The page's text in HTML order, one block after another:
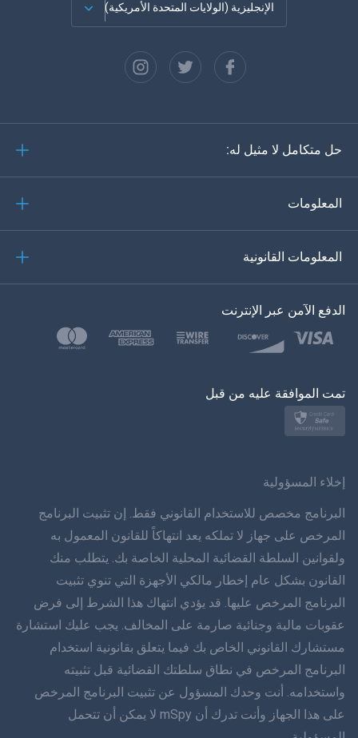
الإنجليزية (الولايات المتحدة الأمريكية)
الاسبانية
البرتغالية
한?의의
بولسكي
简体 体 中文
हिंददी
اللغة الهولندية
עברית
رومانا
حل متكامل لا مثيل له:
المعلومات
المعلومات القانونية
الدفع الآمن عبر الإنترنت
تمت الموافقة عليه من قبل
إخلاء المسؤولية
البرنامج مخصص للاستخدام القانوني فقط. إن تثبيت البرنامج
المرخص على جهاز لا تملكه يعد انتهاكاً للقانون المعمول به
ولقوانين السلطة القضائية المحلية الخاصة بك. يتطلب منك
القانون بشكل عام إخطار مالكي الأجهزة التي تنوي تثبيت
البرنامج المرخص عليها. قد يؤدي انتهاك هذا الشرط إلى فرض
عقوبات مالية وجنائية صارمة على المخالف. يجب عليك استشارة
مستشارك القانوني الخاص بك فيما يتعلق بقانونية استخدام
البرنامج المرخص في نطاق سلطتك القضائية قبل تثبيته
واستخدامه. أنت وحدك المسؤول عن تثبيت البرنامج المرخص
على هذا الجهاز وأنت تدرك أن mSpy لا يمكن أن تتحمل